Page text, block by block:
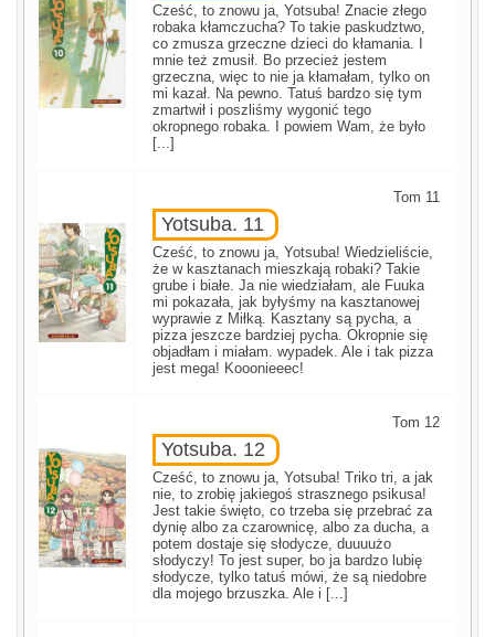
Cześć, to znowu ja, Yotsuba! Znacie złego
robaka kłamczucha? To takie paskudztwo,
co zmusza grzeczne dzieci do kłamania. I
mnie też zmusił. Bo przecież jestem
grzeczna, więc to nie ja kłamałam, tylko on
mi kazał. Na pewno. Tatuś bardzo się tym
zmartwił i poszliśmy wygonić tego
okropnego robaka. I powiem Wam, że było
[...]
Tom 11
Yotsuba. 11
Cześć, to znowu ja, Yotsuba! Wiedzieliście,
że w kasztanach mieszkają robaki? Takie
grube i białe. Ja nie wiedziałam, ale Fuuka
mi pokazała, jak byłyśmy na kasztanowej
wyprawie z Miłką. Kasztany są pycha, a
pizza jeszcze bardziej pycha. Okropnie się
objadłam i miałam. wypadek. Ale i tak pizza
jest mega! Kooonieeec!
Tom 12
Yotsuba. 12
Cześć, to znowu ja, Yotsuba! Triko tri, a jak
nie, to zrobię jakiegoś strasznego psikusa!
Jest takie święto, co trzeba się przebrać za
dynię albo za czarownicę, albo za ducha, a
potem dostaje się słodycze, duuuużo
słodyczy! To jest super, bo ja bardzo lubię
słodycze, tylko tatuś mówi, że są niedobre
dla mojego brzuszka. Ale i [...]